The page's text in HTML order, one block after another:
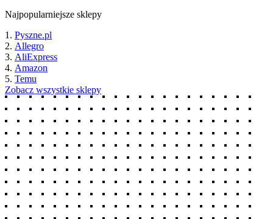
Najpopularniejsze sklepy
Pyszne.pl
Allegro
AliExpress
Amazon
Temu
Zobacz wszystkie sklepy